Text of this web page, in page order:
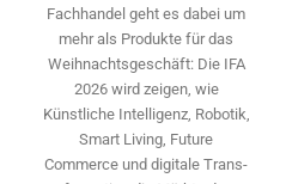
Fachhandel geht es dabei um
mehr als Produkte für das
Weihnachtsgeschäft: Die IFA
2026 wird ­zeigen, wie
Künstliche Intelligenz, Robotik,
Smart Living, Future
Commerce und digitale Trans­